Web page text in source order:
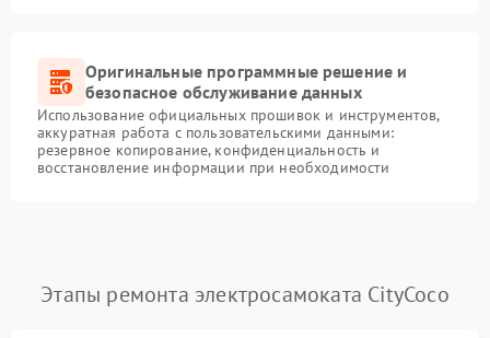
Оригинальные программные решение и
безопасное обслуживание данных
Использование официальных прошивок и инструментов,
аккуратная работа с пользовательскими данными:
резервное копирование, конфиденциальность и
восстановление информации при необходимости
Этапы ремонта электросамоката CityCoco